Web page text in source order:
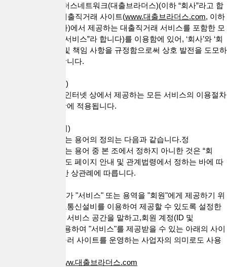
이 약관은 (주)브라더스네트워크(대출브라더스)(이하 “회사”라고 합
니다)가 운영하는 대출직거래 사이트(www.대출브라더스.com, 이하
“사이트”라고 합니다)에서 제공하는 대출직거래 서비스를 포함한 모
든 웹 서비스(이하 “서비스”라 합니다)를 이용함에 있어, ‘회사’와 ‘회
원’간의 권리, 의무 및 책임 사항을 규정함으로써 상호 발전을 도모하
는 것을 목적으로 합니다.
제 1 조(약관의 적용)
본 약관은 "회사"가 인터넷 상에서 제공하는 모든 서비스의 이용절차
및 기타 필요한 사항에 적용됩니다.
제 2 조 (용어의 정의)
본 약관에서 사용하는 용어의 정의는 다음과 같습니다.정
본 약관에서 사용하는 용어 중 본 조에서 정하지 아니한 것은 “회
사”의 “사이트”의 별도 페이지 안내 및 관계법령에서 정하는 바에 따
르며, 그 외에는 일반 상관례에 따릅니다.
1. "사이트"란 "회사"가 "서비스" 또는 용역을 "회원"에게 제공하기 위
하여 컴퓨터 등 정보통신설비를 이용하여 제공할 수 있도록 설정한
가상의 영업장 또는 서비스 공간을 말하고,회원 계정(ID 및
PASSWORD)을 이용하여 "서비스"를 제공받을 수 있는 아래의 사이
트를 말합니다. 아울러 사이트를 운영하는 사업자의 의미로도 사용
www.대출브라더스.com